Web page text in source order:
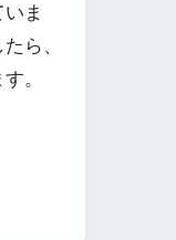
ま
ら、
。